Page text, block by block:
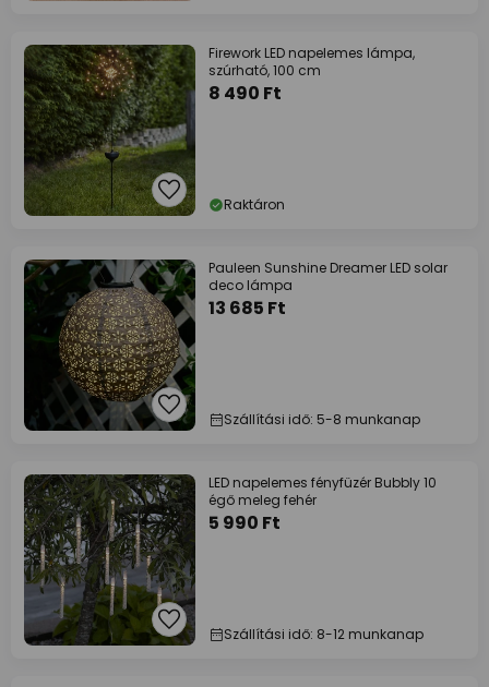
Firework LED napelemes lámpa,
szúrható, 100 cm
8 490 Ft
Raktáron
Pauleen Sunshine Dreamer LED solar
deco lámpa
13 685 Ft
Szállítási idő: 5-8 munkanap
LED napelemes fényfüzér Bubbly 10
égő meleg fehér
5 990 Ft
Szállítási idő: 8-12 munkanap